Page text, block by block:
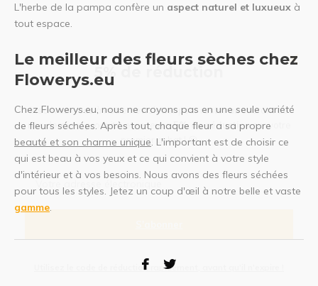
L'herbe de la pampa confère un aspect naturel et luxueux à
tout espace.
Le meilleur des fleurs sèches chez
Flowerys.eu
Chez Flowerys.eu, nous ne croyons pas en une seule variété
de fleurs séchées. Après tout, chaque fleur a sa propre
beauté et son charme unique. L'important est de choisir ce
qui est beau à vos yeux et ce qui convient à votre style
d'intérieur et à vos besoins. Nous avons des fleurs séchées
pour tous les styles. Jetez un coup d'œil à notre belle et vaste
gamme.
5% de réduction
Inscrivez-vous à notre newsletter pour rester au courant de
nos derniers produits, et recevez5% de réductionsur votre
premier achat ! 😀
Utilisez le code de réduction rapidement, avant qu'il n'expire !